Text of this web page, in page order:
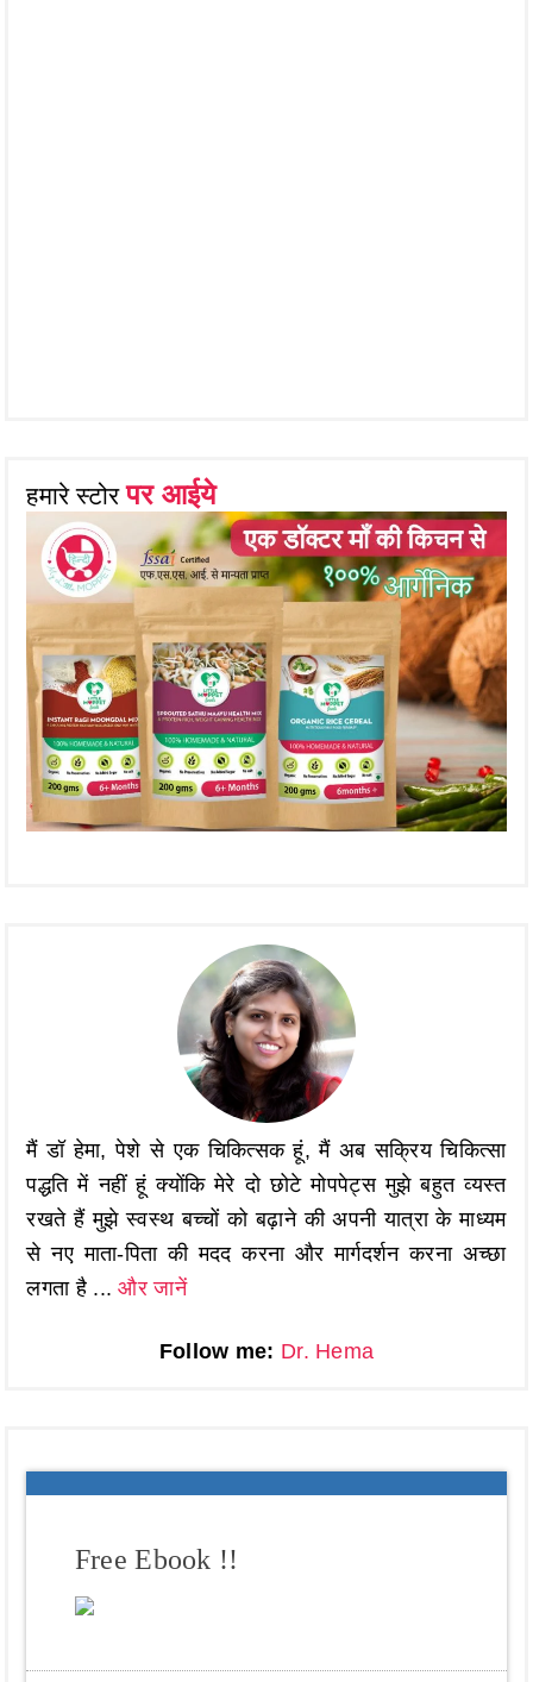
हमारे स्टोरपर आईये
मैं डॉ हेमा, पेशे से एक चिकित्सक हूं, मैं अब सक्रिय चिकित्सा
पद्धति में नहीं हूं क्योंकि मेरे दो छोटे मोपपेट्स मुझे बहुत व्यस्त
रखते हैं मुझे स्वस्थ बच्चों को बढ़ाने की अपनी यात्रा के माध्यम
से नए माता-पिता की मदद करना और मार्गदर्शन करना अच्छा
लगता है ...और जानें
Follow me: Dr. Hema
Free Ebook !!